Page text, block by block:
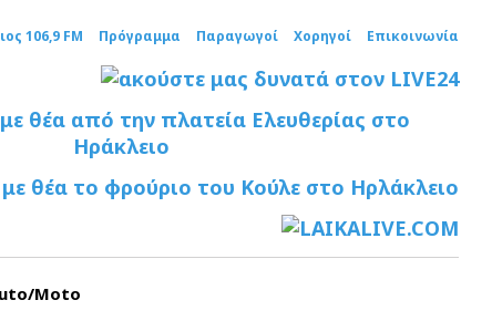
106,9 FM Πρόγραμμα Παραγωγοί Χορηγοί Επικοινωνία
Moto